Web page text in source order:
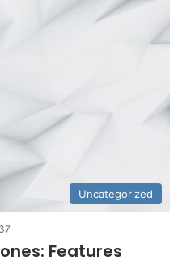
Uncategorized
Features